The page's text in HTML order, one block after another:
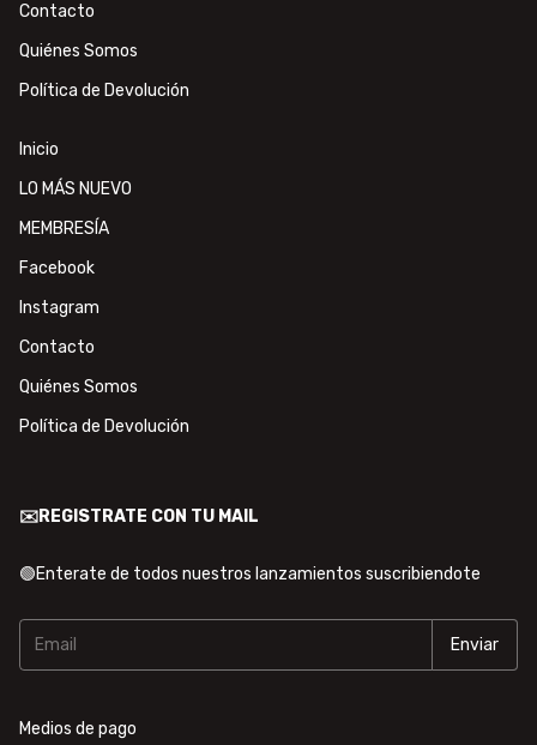
Contacto
Quiénes Somos
Política de Devolución
Inicio
LO MÁS NUEVO
MEMBRESÍA
Facebook
Instagram
Contacto
Quiénes Somos
Política de Devolución
✉️REGISTRATE CON TU MAIL
🟢Enterate de todos nuestros lanzamientos suscribiendote
Medios de pago